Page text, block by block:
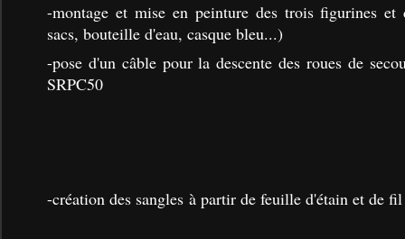
-montage et mise en peinture des trois figurines
sacs, bouteille d'eau, casque bleu...)
-pose d'un câble pour la descente des roues de
SRPC50
-création des sangles à partir de feuille d'étain et de